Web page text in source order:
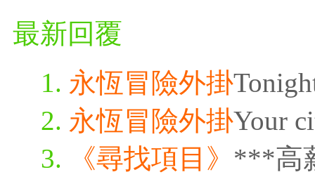
最新回覆
永恆冒險外掛
永恆冒險外掛Your
《尋找項目》 ***高